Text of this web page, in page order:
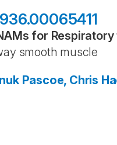
for
smooth muscle
Pascoe, Chris